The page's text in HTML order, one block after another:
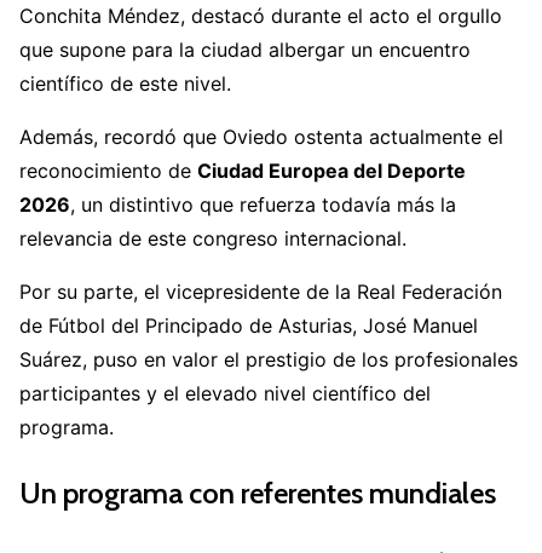
Conchita Méndez, destacó durante el acto el orgullo
que supone para la ciudad albergar un encuentro
científico de este nivel.
Además, recordó que Oviedo ostenta actualmente el
reconocimiento de Ciudad Europea del Deporte
2026, un distintivo que refuerza todavía más la
relevancia de este congreso internacional.
Por su parte, el vicepresidente de la Real Federación
de Fútbol del Principado de Asturias, José Manuel
Suárez, puso en valor el prestigio de los profesionales
participantes y el elevado nivel científico del
programa.
Un programa con referentes mundiales